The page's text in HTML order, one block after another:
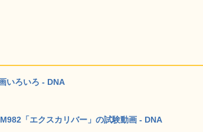
いろいろ - DNA
「エクスカリバー」の試験動画 - DNA